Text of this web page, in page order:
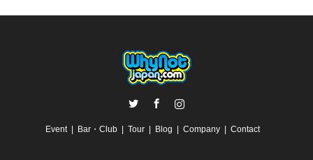
Event Bar・Club Tour Blog Company Contact